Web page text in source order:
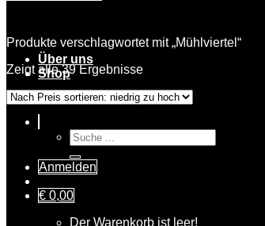
Über uns
Shop
Suche
nach:
Anmelden
€ 0,00
Der Warenkorb ist leer!
Produkte verschlagwortet mit „Mühlviertel“
Zeigt alle 39 Ergebnisse